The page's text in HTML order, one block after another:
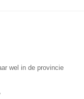
wel in de provincie